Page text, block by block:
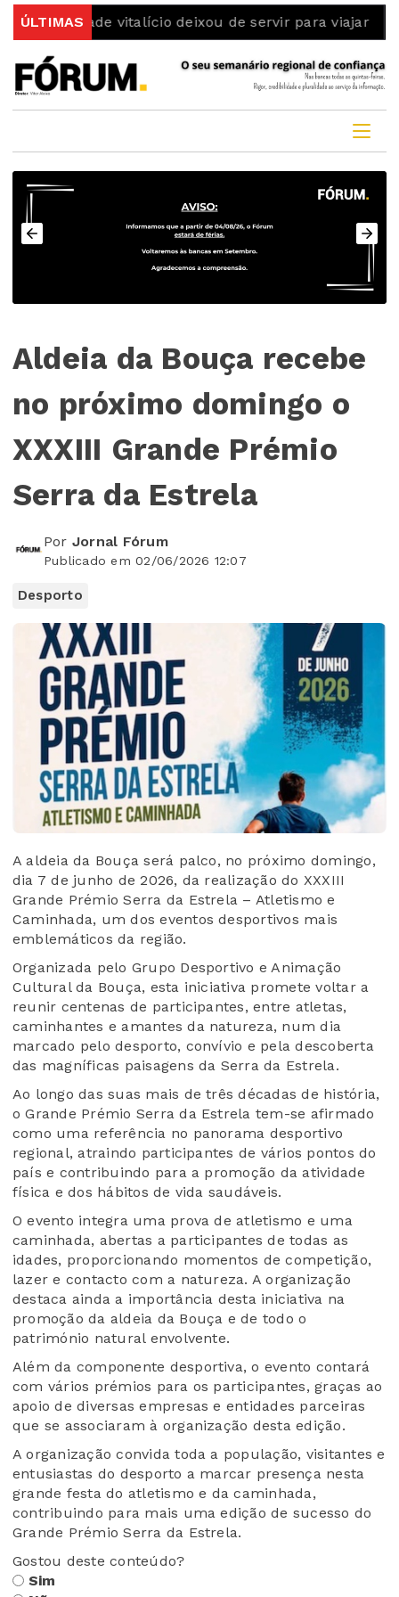
ÚLTIMAS
vitalício deixou de servir para viajar Dois
Aldeia da Bouça recebe
no próximo domingo o
XXXIII Grande Prémio
Serra da Estrela
Por Jornal Fórum
Publicado em 02/06/2026 12:07
Desporto
A aldeia da Bouça será palco, no próximo domingo,
dia 7 de junho de 2026, da realização do XXXIII
Grande Prémio Serra da Estrela – Atletismo e
Caminhada, um dos eventos desportivos mais
emblemáticos da região.
Organizada pelo Grupo Desportivo e Animação
Cultural da Bouça, esta iniciativa promete voltar a
reunir centenas de participantes, entre atletas,
caminhantes e amantes da natureza, num dia
marcado pelo desporto, convívio e pela descoberta
das magníficas paisagens da Serra da Estrela.
Ao longo das suas mais de três décadas de história,
o Grande Prémio Serra da Estrela tem-se afirmado
como uma referência no panorama desportivo
regional, atraindo participantes de vários pontos do
país e contribuindo para a promoção da atividade
física e dos hábitos de vida saudáveis.
O evento integra uma prova de atletismo e uma
caminhada, abertas a participantes de todas as
idades, proporcionando momentos de competição,
lazer e contacto com a natureza. A organização
destaca ainda a importância desta iniciativa na
promoção da aldeia da Bouça e de todo o
património natural envolvente.
Além da componente desportiva, o evento contará
com vários prémios para os participantes, graças ao
apoio de diversas empresas e entidades parceiras
que se associaram à organização desta edição.
A organização convida toda a população, visitantes e
entusiastas do desporto a marcar presença nesta
grande festa do atletismo e da caminhada,
contribuindo para mais uma edição de sucesso do
Grande Prémio Serra da Estrela.
Gostou deste conteúdo?
Sim